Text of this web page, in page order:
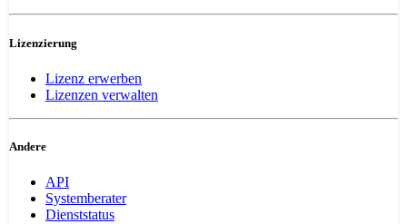
Lizenzierung
Lizenz erwerben
Lizenzen verwalten
Andere
API
Systemberater
Dienststatus